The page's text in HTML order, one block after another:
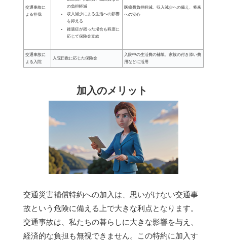
交通事故に
よる怪我
の負担軽減
収入減少による生活への影響
を抑える
後遺症が残った場合も程度に
応じて保険金支給
医療費負担軽減、収入減少への備え、将来
への安心
交通事故に
よる入院
入院日数に応じた保険金
入院中の生活費の補填、家族の付き添い費
用などに活用
加入のメリット
交通災害補償特約への加入は、思いがけない交通事
故という危険に備える上で大きな利点となります。
交通事故は、私たちの暮らしに大きな影響を与え、
経済的な負担も無視できません。この特約に加入す